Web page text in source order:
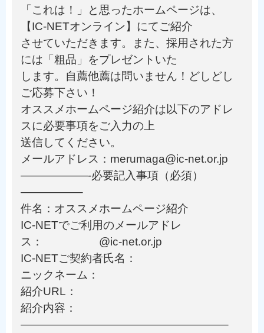
「これは！」と思ったホームページは、
【IC-NETオンライン】にてご紹介
させていただきます。また、採用された方
には「粗品」をプレゼントいた
します。自薦他薦は問いません！どしどし
ご応募下さい！
オススメホームページ紹介は以下のアドレ
スに必要事項をご入力の上
送信してください。
メールアドレス：merumaga@ic-net.or.jp
——————-必要記入事項（必須）
—————–
件名：オススメホームページ紹介
IC-NETでご利用のメールアドレ
ス： @ic-net.or.jp
IC-NETご契約者氏名：
ニックネーム：
紹介URL：
紹介内容：
——————————————————–